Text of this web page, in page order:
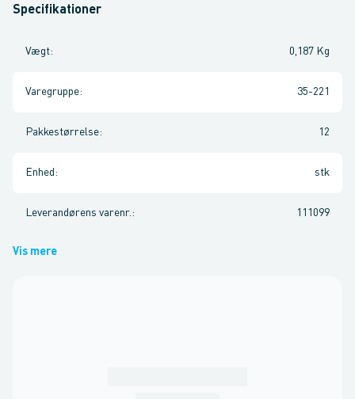
Specifikationer
Vægt: 0,187 Kg
Varegruppe: 35-221
Pakkestørrelse: 12
Enhed : stk
Leverandørens varenr. : 111099
Vis mere